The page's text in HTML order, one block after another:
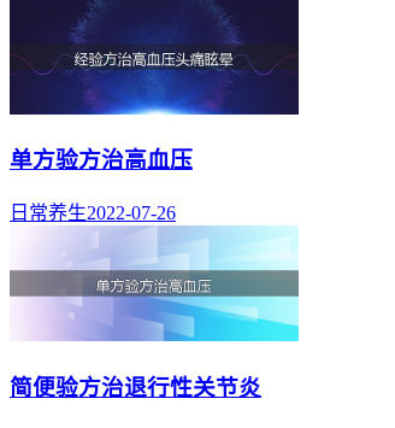
单方验方治高血压
日常养生2022-07-26
简便验方治退行性关节炎